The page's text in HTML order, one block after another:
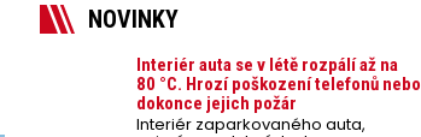
NOVINKY
Interiér auta se v létě rozpálí až na
80 °C. Hrozí poškození telefonů nebo
dokonce jejich požár
Interiér zaparkovaného auta,